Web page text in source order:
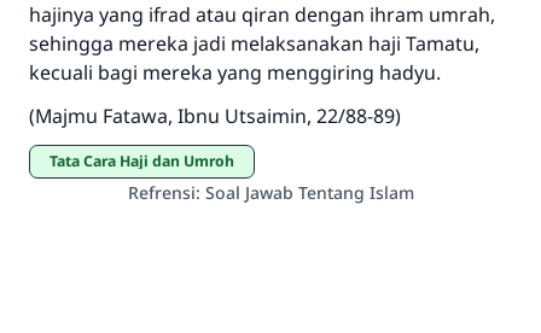
hajinya yang ifrad atau qiran dengan ihram umrah,
sehingga mereka jadi melaksanakan haji Tamatu,
kecuali bagi mereka yang menggiring hadyu.
(Majmu Fatawa, Ibnu Utsaimin, 22/88-89)
Tata Cara Haji dan Umroh
Refrensi: Soal Jawab Tentang Islam
Rasulullah ﷺ bersabda
"Siapa yang menunjukkan suatu kebaikan,
meka dia akan mendapatkan pahala yang
sama dengan orang yang melakukannya"
MUSLIM, 1893